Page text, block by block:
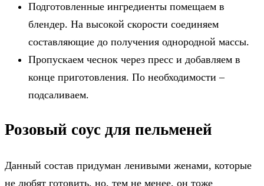
Подготовленные ингредиенты помещаем в
блендер. На высокой скорости соединяем
составляющие до получения однородной массы.
Пропускаем чеснок через пресс и добавляем в
конце приготовления. По необходимости –
подсаливаем.
Розовый соус для пельменей
Данный состав придуман ленивыми женами, которые
не любят готовить, но, тем не менее, он тоже